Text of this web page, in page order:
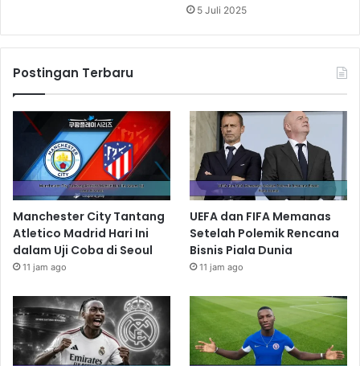
5 Juli 2025
Postingan Terbaru
Manchester City Tantang
Atletico Madrid Hari Ini
dalam Uji Coba di Seoul
11 jam ago
UEFA dan FIFA Memanas
Setelah Polemik Rencana
Bisnis Piala Dunia
11 jam ago